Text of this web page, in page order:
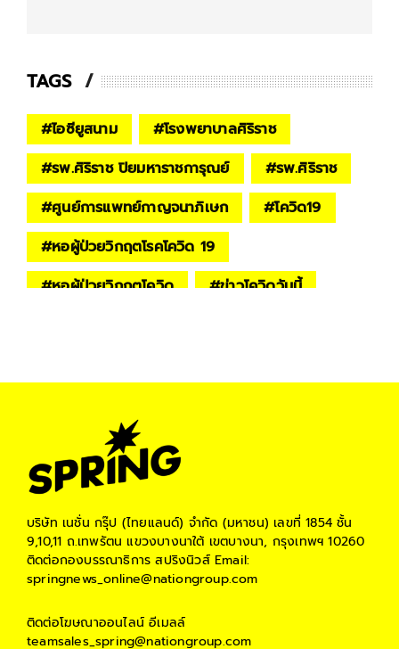
TAGS
#ไอซียูสนาม #โรงพยาบาลศิริราช
#รพ.ศิริราช ปิยมหาราชการุณย์ #รพ.ศิริราช
#ศูนย์การแพทย์กาญจนาภิเษก #โควิด19
#หอผู้ป่วยวิกฤตโรคโควิด 19
#หอผู้ป่วยวิกฤตโควิด #ข่าวโควิดวันนี้
บริษัท เนชั่น กรุ๊ป (ไทยแลนด์) จำกัด (มหาชน) เลขที่ 1854 ชั้น
9,10,11 ถ.เทพรัตน แขวงบางนาใต้ เขตบางนา, กรุงเทพฯ 10260
ติดต่อกองบรรณาธิการ สปริงนิวส์Email:
springnews_online@nationgroup.com
ติดต่อโฆษณาออนไลน์ อีเมลล์
teamsales_spring@nationgroup.com